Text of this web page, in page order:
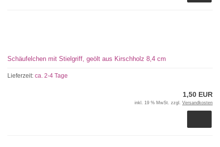
Schäufelchen mit Stielgriff, geölt aus Kirschholz 8,4 cm
Lieferzeit: ca. 2-4 Tage
1,50 EUR
inkl. 19 % MwSt. zzgl. Versandkosten